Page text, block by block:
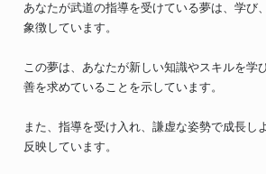
あなたが武道の指導を受けている夢は、学び
象徴しています。
この夢は、あなたが新しい知識やスキルを学
善を求めていることを示しています。
また、指導を受け入れ、謙虚な姿勢で成長し
反映しています。